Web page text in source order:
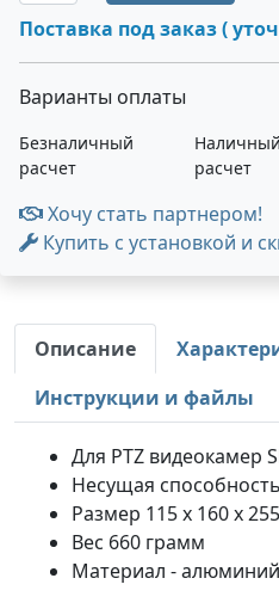
Поставка под заказ (
Варианты оплаты
Безналичный
расчет
Наличный
расчет
Хочу стать партнером!
Купить с установкой и
Описание
Инструкции и файлы
Для PTZ видеокамер
Несущая
Размер 115 х 160 х
Вес 660 грамм
Материал - алюминий